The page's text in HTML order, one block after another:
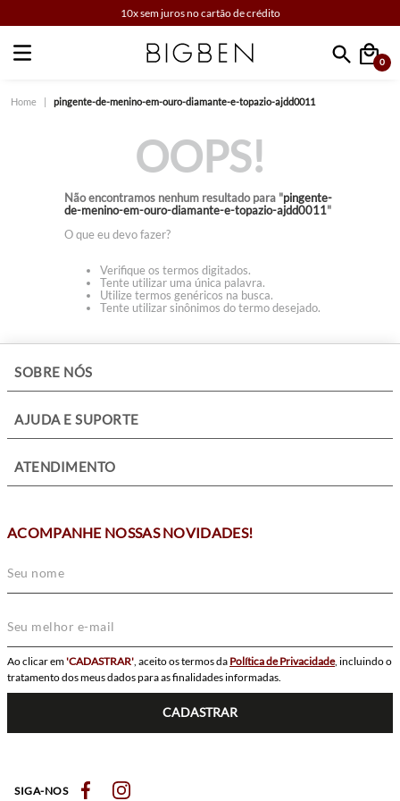
10x sem juros no cartão de crédito
Faça sua busca
0
pingente-de-menino-em-ouro-diamante-e-topazio-ajdd0011
OOPS!
Não encontramos nenhum resultado para "pingente-
de-menino-em-ouro-diamante-e-topazio-ajdd0011"
O que eu devo fazer?
Verifique os termos digitados.
Tente utilizar uma única palavra.
Utilize termos genéricos na busca.
Tente utilizar sinônimos do termo desejado.
SOBRE NÓS
AJUDA E SUPORTE
ATENDIMENTO
ACOMPANHE NOSSAS NOVIDADES!
Ao clicar em'CADASTRAR', aceito os termos da Política de Privacidade, incluindo o
tratamento dos meus dados para as finalidades informadas.
CADASTRAR
SIGA-NOS